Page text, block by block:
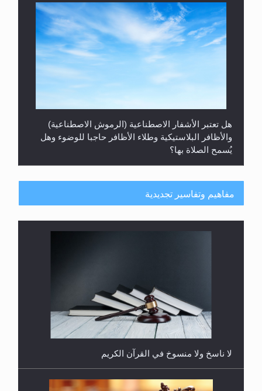
هل تعتبر الأشفار الاصطناعية (الرموش الاصطناعية)
والأظافر البلاستيكية وطلاء الأظافر حاجبا للوضوء وهل
يُسمح الصلاة بها؟
هل يُحسب حول الزكاة وفق السنة الميلادية أو الهجرية؟
مفاهيم وتفاسير تجديدية
لا ناسخ ولا منسوخ في القرآن الكريم